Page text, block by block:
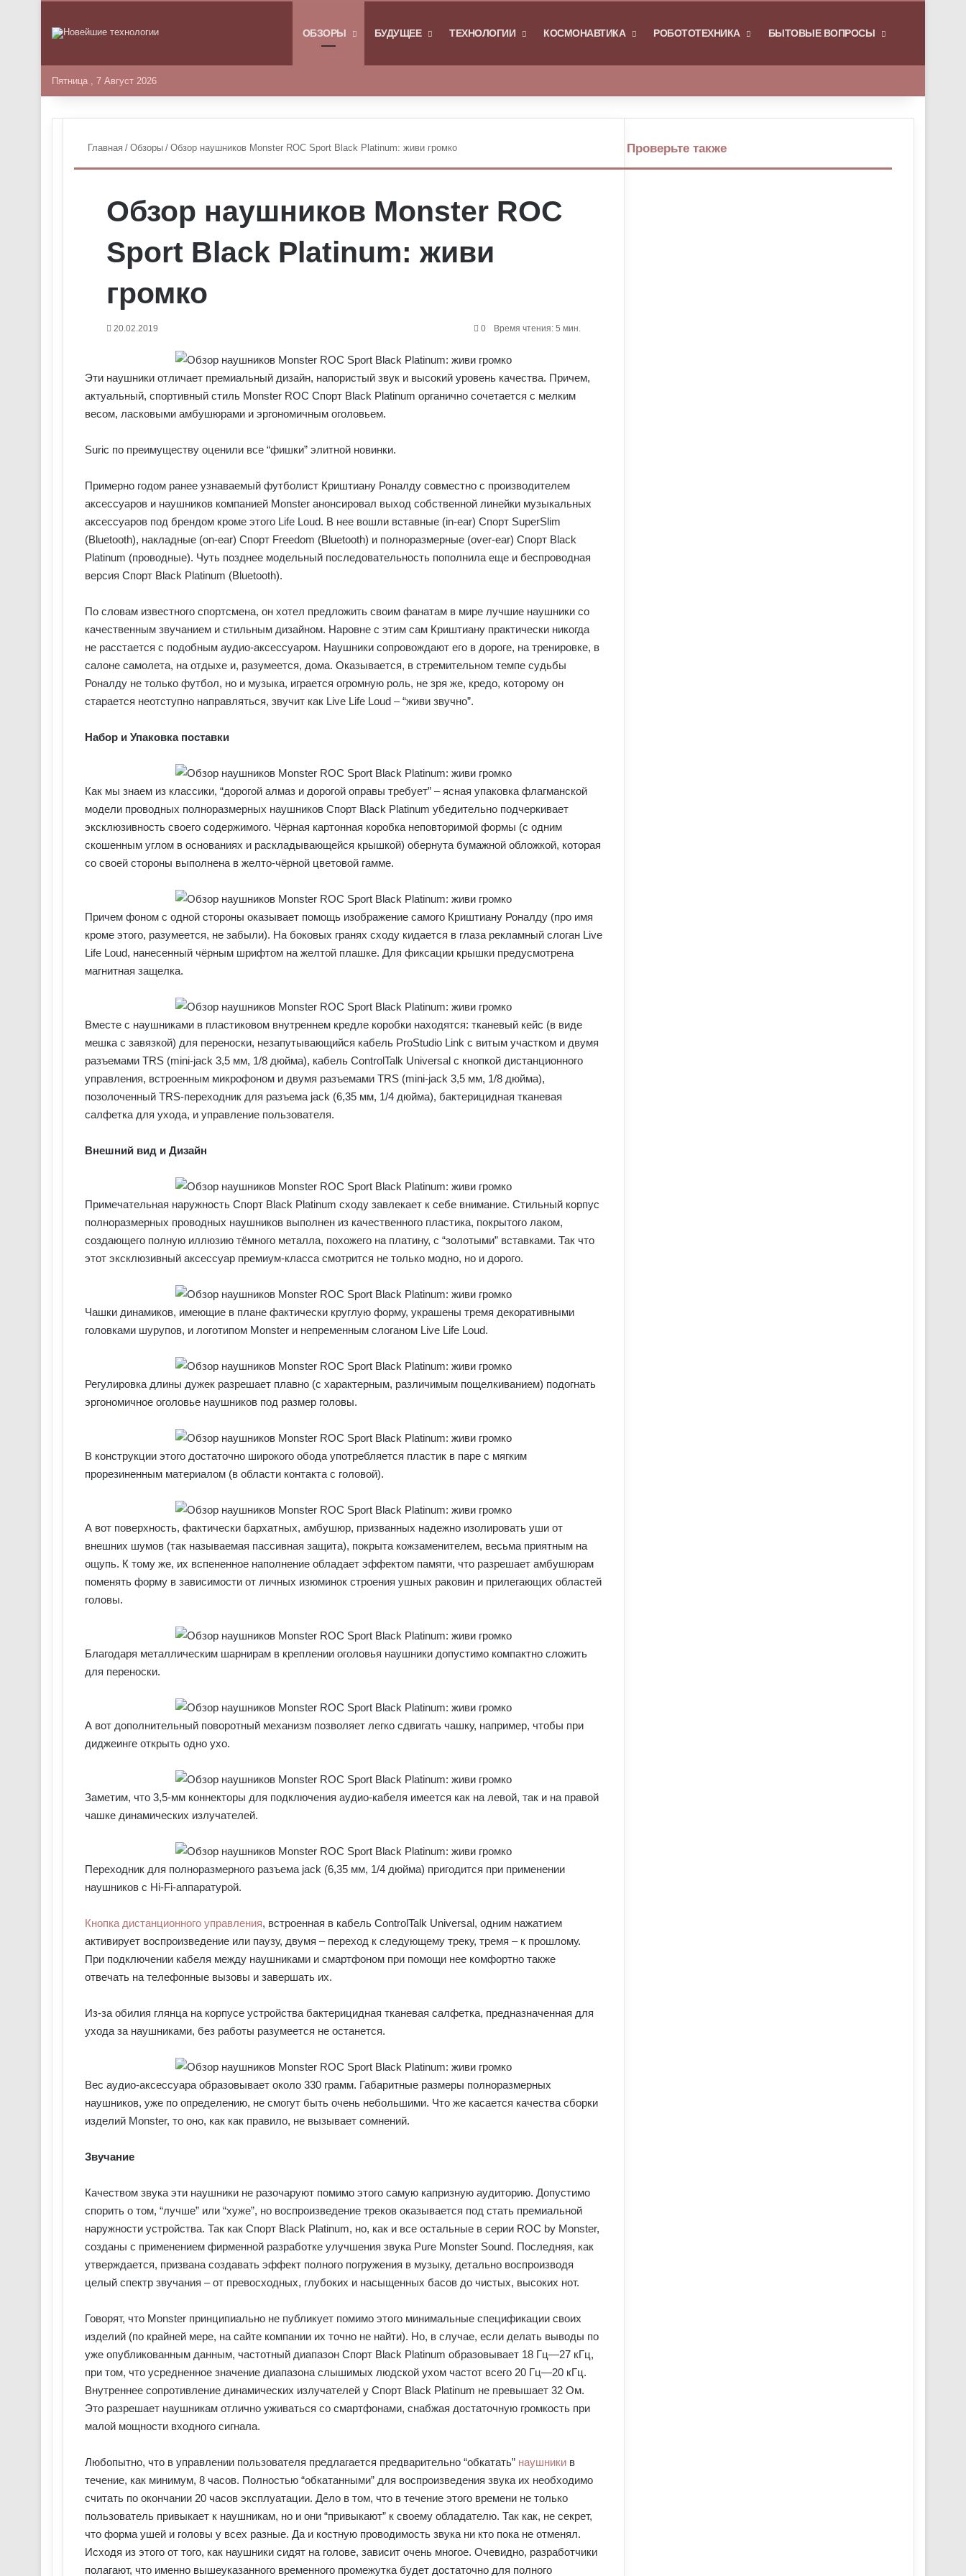
ГЛАВНАЯОБЗОРЫ БУДУЩЕЕ ТЕХНОЛОГИИ КОСМОНАВТИКА РОБОТОТЕХНИКА БЫТОВЫЕ ВОПРОСЫ
Пятница , 7 Август 2026
Главная / Обзоры / Обзор наушников Monster ROC Sport Black Platinum: живи громко
Обзор наушников Monster ROC
Sport Black Platinum: живи
громко
20.02.2019 0 Время чтения: 5 мин.
Эти наушники отличает премиальный дизайн, напористый звук и высокий уровень качества. Причем,
актуальный, спортивный стиль Monster ROC Спорт Black Platinum органично сочетается с мелким
весом, ласковыми амбушюрами и эргономичным оголовьем.
Suric по преимуществу оценили все “фишки” элитной новинки.
Примерно годом ранее узнаваемый футболист Криштиану Роналду совместно с производителем
аксессуаров и наушников компанией Monster анонсировал выход собственной линейки музыкальных
аксессуаров под брендом кроме этого Life Loud. В нее вошли вставные (in-ear) Спорт SuperSlim
(Bluetooth), накладные (on-ear) Спорт Freedom (Bluetooth) и полноразмерные (over-ear) Спорт Black
Platinum (проводные). Чуть позднее модельный последовательность пополнила еще и беспроводная
версия Спорт Black Platinum (Bluetooth).
По словам известного спортсмена, он хотел предложить своим фанатам в мире лучшие наушники со
качественным звучанием и стильным дизайном. Наровне с этим сам Криштиану практически никогда
не расстается с подобным аудио-аксессуаром. Наушники сопровождают его в дороге, на тренировке, в
салоне самолета, на отдыхе и, разумеется, дома. Оказывается, в стремительном темпе судьбы
Роналду не только футбол, но и музыка, играется огромную роль, не зря же, кредо, которому он
старается неотступно направляться, звучит как Live Life Loud – “живи звучно”.
Набор и Упаковка поставки
Как мы знаем из классики, “дорогой алмаз и дорогой оправы требует” – ясная упаковка флагманской
модели проводных полноразмерных наушников Спорт Black Platinum убедительно подчеркивает
эксклюзивность своего содержимого. Чёрная картонная коробка неповторимой формы (с одним
скошенным углом в основаниях и раскладывающейся крышкой) обернута бумажной обложкой, которая
со своей стороны выполнена в желто-чёрной цветовой гамме.
Причем фоном с одной стороны оказывает помощь изображение самого Криштиану Роналду (про имя
кроме этого, разумеется, не забыли). На боковых гранях сходу кидается в глаза рекламный слоган Live
Life Loud, нанесенный чёрным шрифтом на желтой плашке. Для фиксации крышки предусмотрена
магнитная защелка.
Вместе с наушниками в пластиковом внутреннем кредле коробки находятся: тканевый кейс (в виде
мешка с завязкой) для переноски, незапутывающийся кабель ProStudio Link с витым участком и двумя
разъемами TRS (mini-jack 3,5 мм, 1/8 дюйма), кабель ControlTalk Universal c кнопкой дистанционного
управления, встроенным микрофоном и двумя разъемами TRS (mini-jack 3,5 мм, 1/8 дюйма),
позолоченный TRS-переходник для разъема jack (6,35 мм, 1/4 дюйма), бактерицидная тканевая
салфетка для ухода, и управление пользователя.
Внешний вид и Дизайн
Примечательная наружность Спорт Black Platinum сходу завлекает к себе внимание. Стильный корпус
полноразмерных проводных наушников выполнен из качественного пластика, покрытого лаком,
создающего полную иллюзию тёмного металла, похожего на платину, с “золотыми” вставками. Так что
этот эксклюзивный аксессуар премиум-класса смотрится не только модно, но и дорого.
Чашки динамиков, имеющие в плане фактически круглую форму, украшены тремя декоративными
головками шурупов, и логотипом Monster и непременным слоганом Live Life Loud.
Регулировка длины дужек разрешает плавно (с характерным, различимым пощелкиванием) подогнать
эргономичное оголовье наушников под размер головы.
В конструкции этого достаточно широкого обода употребляется пластик в паре с мягким
прорезиненным материалом (в области контакта с головой).
А вот поверхность, фактически бархатных, амбушюр, призванных надежно изолировать уши от
внешних шумов (так называемая пассивная защита), покрыта кожзаменителем, весьма приятным на
ощупь. К тому же, их вспененное наполнение обладает эффектом памяти, что разрешает амбушюрам
поменять форму в зависимости от личных изюминок строения ушных раковин и прилегающих областей
головы.
Благодаря металлическим шарнирам в креплении оголовья наушники допустимо компактно сложить
для переноски.
А вот дополнительный поворотный механизм позволяет легко сдвигать чашку, например, чтобы при
диджеинге открыть одно ухо.
Заметим, что 3,5-мм коннекторы для подключения аудио-кабеля имеется как на левой, так и на правой
чашке динамических излучателей.
Переходник для полноразмерного разъема jack (6,35 мм, 1/4 дюйма) пригодится при применении
наушников с Hi-Fi-аппаратурой.
Кнопка дистанционного управления, встроенная в кабель ControlTalk Universal, одним нажатием
активирует воспроизведение или паузу, двумя – переход к следующему треку, тремя – к прошлому.
При подключении кабеля между наушниками и смартфоном при помощи нее комфортно также
отвечать на телефонные вызовы и завершать их.
Из-за обилия глянца на корпусе устройства бактерицидная тканевая салфетка, предназначенная для
ухода за наушниками, без работы разумеется не останется.
Вес аудио-аксессуара образовывает около 330 грамм. Габаритные размеры полноразмерных
наушников, уже по определению, не смогут быть очень небольшими. Что же касается качества сборки
изделий Monster, то оно, как как правило, не вызывает сомнений.
Звучание
Качеством звука эти наушники не разочаруют помимо этого самую капризную аудиторию. Допустимо
спорить о том, “лучше” или “хуже”, но воспроизведение треков оказывается под стать премиальной
наружности устройства. Так как Спорт Black Platinum, но, как и все остальные в серии ROC by Monster,
созданы с применением фирменной разработке улучшения звука Pure Monster Sound. Последняя, как
утверждается, призвана создавать эффект полного погружения в музыку, детально воспроизводя
целый спектр звучания – от превосходных, глубоких и насыщенных басов до чистых, высоких нот.
Говорят, что Monster принципиально не публикует помимо этого минимальные спецификации своих
изделий (по крайней мере, на сайте компании их точно не найти). Но, в случае, если делать выводы по
уже опубликованным данным, частотный диапазон Спорт Black Platinum образовывает 18 Гц—27 кГц,
при том, что усредненное значение диапазона слышимых людской ухом частот всего 20 Гц—20 кГц.
Внутреннее сопротивление динамических излучателей у Спорт Black Platinum не превышает 32 Ом.
Это разрешает наушникам отлично уживаться со смартфонами, снабжая достаточную громкость при
малой мощности входного сигнала.
Любопытно, что в управлении пользователя предлагается предварительно “обкатать” наушники в
течение, как минимум, 8 часов. Полностью “обкатанными” для воспроизведения звука их необходимо
считать по окончании 20 часов эксплуатации. Дело в том, что в течение этого времени не только
пользователь привыкает к наушникам, но и они “привыкают” к своему обладателю. Так как, не секрет,
что форма ушей и головы у всех разные. Да и костную проводимость звука ни кто пока не отменял.
Исходя из этого от того, как наушники сидят на голове, зависит очень многое. Очевидно, разработчики
полагают, что именно вышеуказанного временного промежутка будет достаточно для полного
Проверьте также
З